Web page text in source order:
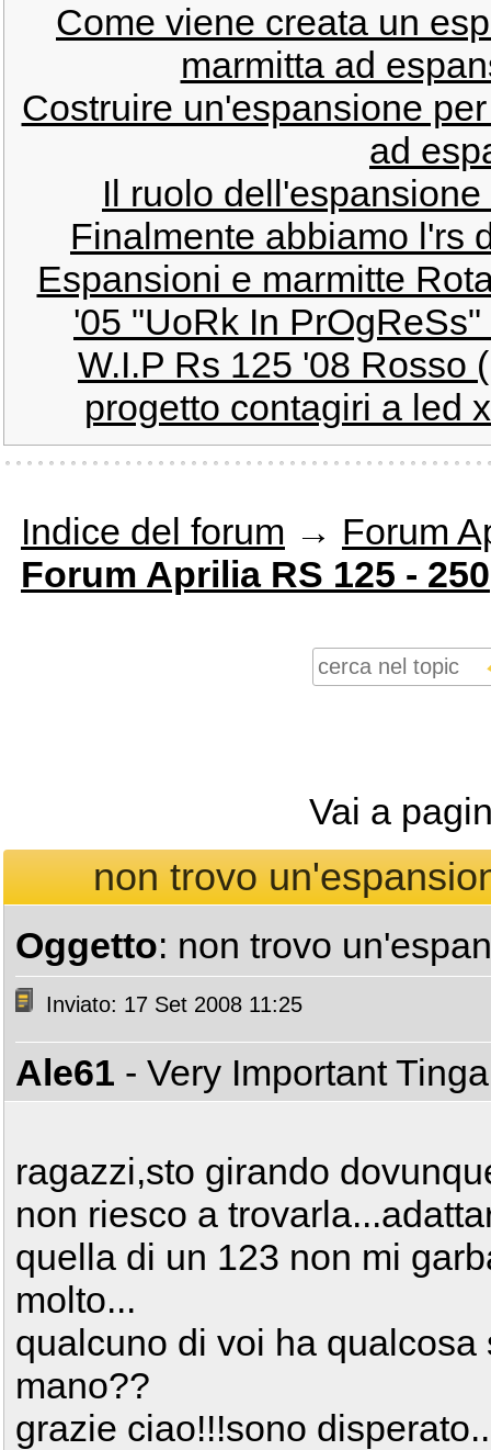
Come viene creata un
marmitta ad
Costruire un'espansione
ad
Il ruolo
Finalmente abbiamo l'rs
Espansioni e marmitte
'05 "UoRk In
W.I.P Rs 125 '08 Rosso
progetto contagiri a led
Indice del forum → Forum
Forum Aprilia RS 125 - 250
Vai a
non trovo
Oggetto: non trovo
Inviato: 17 Set 2008 11:25
Ale61 - Very Important
ragazzi,sto girando
non riesco a
quella di un 123 non mi
molto...
qualcuno di voi ha qualcosa
mano??
grazie ciao!!!sono